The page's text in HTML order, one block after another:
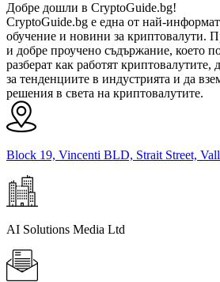
Добре дошли в CryptoGuide.bg!
CryptoGuide.bg е една от най-
обучение и новини за криптовалути.
и добре проучено съдържание, което
разберат как работят
за тенденциите в индустрията и да
решения в света на криптовалутите.
Block 19, Vincenti BLD, Strait Street,
AI Solutions Media Ltd